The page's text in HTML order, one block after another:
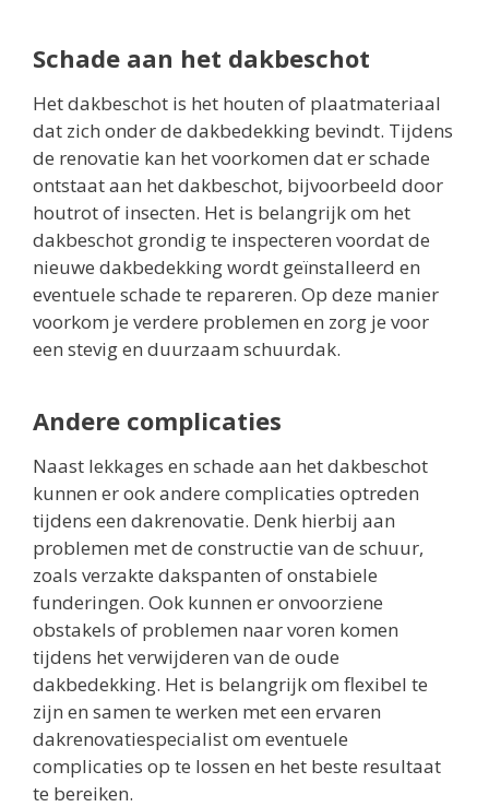
Schade aan het dakbeschot
Het dakbeschot is het houten of plaatmateriaal
dat zich onder de dakbedekking bevindt. Tijdens
de renovatie kan het voorkomen dat er schade
ontstaat aan het dakbeschot, bijvoorbeeld door
houtrot of insecten. Het is belangrijk om het
dakbeschot grondig te inspecteren voordat de
nieuwe dakbedekking wordt geïnstalleerd en
eventuele schade te repareren. Op deze manier
voorkom je verdere problemen en zorg je voor
een stevig en duurzaam schuurdak.
Andere complicaties
Naast lekkages en schade aan het dakbeschot
kunnen er ook andere complicaties optreden
tijdens een dakrenovatie. Denk hierbij aan
problemen met de constructie van de schuur,
zoals verzakte dakspanten of onstabiele
funderingen. Ook kunnen er onvoorziene
obstakels of problemen naar voren komen
tijdens het verwijderen van de oude
dakbedekking. Het is belangrijk om flexibel te
zijn en samen te werken met een ervaren
dakrenovatiespecialist om eventuele
complicaties op te lossen en het beste resultaat
te bereiken.